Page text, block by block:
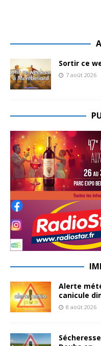
Sortir ce
7 août 2026
Alerte
canicule
8 août 2026